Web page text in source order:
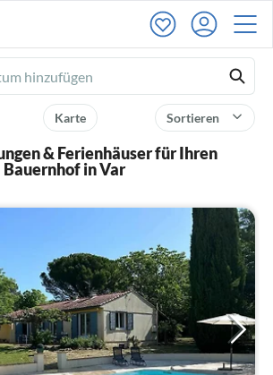
Sortieren
Karte
& Ferienhäuser für Ihren
in Var